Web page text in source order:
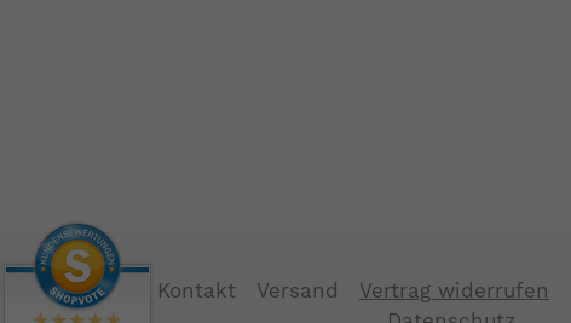
Kontakt Versand Vertrag widerrufen